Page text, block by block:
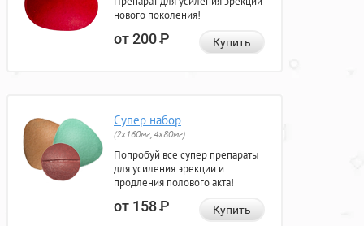
нового поколения!
от 200Р Купить
Супер набор
(2х160мг, 4х80мг)
Попробуй все супер препараты
для усиления эрекции и
продления полового акта!
от 158Р Купить